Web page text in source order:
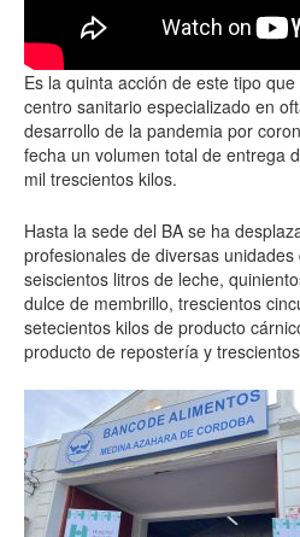
Es la quinta acción de este tipo
centro sanitario especializado en
desarrollo de la pandemia por
fecha un volumen total de entrega
mil trescientos kilos.
Hasta la sede del BA se ha
profesionales de diversas
seiscientos litros de leche,
dulce de membrillo, trescientos
setecientos kilos de producto
producto de repostería y